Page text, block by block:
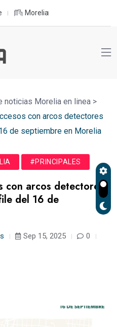
Morelia
noticias Morelia en linea >
con arcos detectores
de septiembre en Morelia
#PRINCIPALES
con arcos detectores
del 16 de
Sep 15, 2025
0